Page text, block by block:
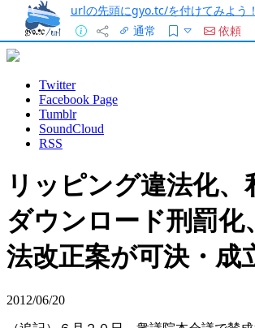
urlの先頭にgyo.tc/を付けてみよう！
通常
依頼